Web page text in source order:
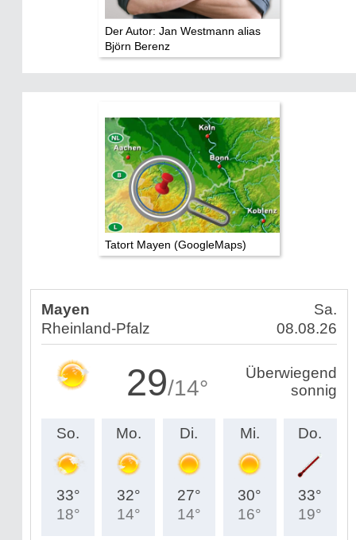
Der Autor: Jan Westmann alias
Björn Berenz
Tatort Mayen (GoogleMaps)